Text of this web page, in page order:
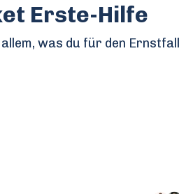
Erste-Hilfe
was du für den Ernstfall